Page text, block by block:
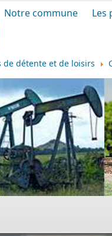
Notre commune Les
de détente et de loisirs